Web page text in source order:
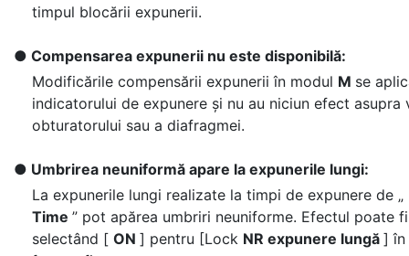
timpul blocării expunerii.
Compensarea expunerii nu este disponibilă:
Modificările compensării expunerii în modul M se
indicatorului de expunere și nu au niciun efect asupra
obturatorului sau a diafragmei.
Umbrirea neuniformă apare la expunerile lungi:
La expunerile lungi realizate la timpi de expunere de „
Time ” pot apărea umbriri neuniforme. Efectul poate
selectând [ ON ] pentru [Lock NR expunere lungă ] în